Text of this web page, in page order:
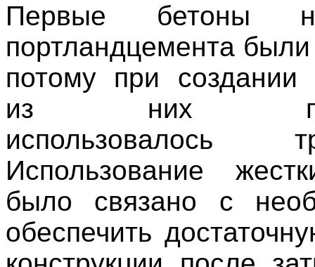
Первые бетоны
портландцемента
потому при создании
из них
использовалось
Использование
было связано с
обеспечить